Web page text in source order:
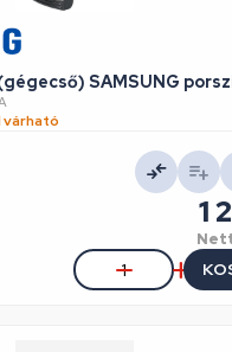
SAMSUNG
várható
1